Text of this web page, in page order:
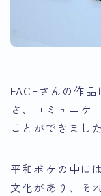
FACEさんの作
さ、コミュニケ
ことができました
平和ボケの中に
文化があり、そ